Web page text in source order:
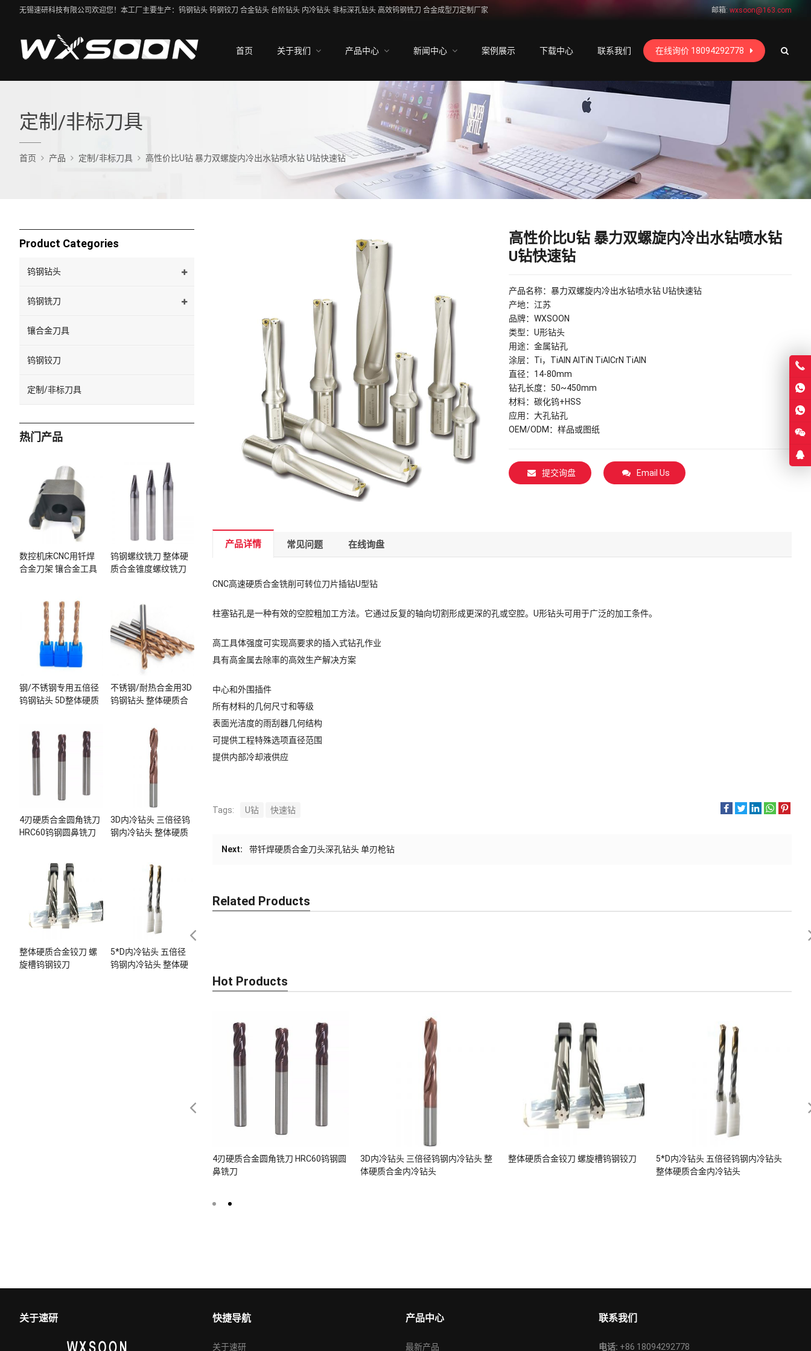
无锡速研科技有限公司欢迎您！本工厂主要生产：钨钢钻头 钨钢铰刀 合金钻头 台阶钻头 内冷钻头 非标深孔钻头 高效钨钢铣刀 合金成型刀定制厂家 邮箱: wxsoon@163.com
首页 关于我们 产品中心 新闻中心 案例展示 下载中心 联系我们 在线询价 18094292778
定制/非标刀具
首页 产品 定制/非标刀具 高性价比U钻 暴力双螺旋内冷出水钻喷水钻 U钻快速钻
高性价比U钻 暴力双螺旋内冷出水钻喷水钻
U钻快速钻
产品名称：暴力双螺旋内冷出水钻喷水钻 U钻快速钻
产地：江苏
品牌：WXSOON
类型：U形钻头
用途：金属钻孔
涂层：Ti，TiAlN AlTiN TiAlCrN TiAIN
直径：14-80mm
钻孔长度：50~450mm
材料：碳化钨+HSS
应用：大孔钻孔
OEM/ODM：样品或图纸
提交询盘 Email Us
产品详情 常见问题 在线询盘
CNC高速硬质合金铣削可转位刀片插钻U型钻
柱塞钻孔是一种有效的空腔粗加工方法。它通过反复的轴向切割形成更深的孔或空腔。U形钻头可用于广泛的加工条件。
高工具体强度可实现高要求的插入式钻孔作业
具有高金属去除率的高效生产解决方案
中心和外围插件
所有材料的几何尺寸和等级
表面光洁度的雨刮器几何结构
可提供工程特殊选项直径范围
提供内部冷却液供应
Tags: U钻 快速钻
Next: 带钎焊硬质合金刀头深孔钻头 单刃枪钻
Related Products
Hot Products
4刃硬质合金圆角铣刀 HRC60钨钢圆
鼻铣刀
3D内冷钻头 三倍径钨钢内冷钻头 整
体硬质合金内冷钻头
整体硬质合金铰刀 螺旋槽钨钢铰刀
5*D内冷钻头 五倍径钨钢内冷钻头
整体硬质合金内冷钻头
Product Categories
钨钢钻头
钨钢铣刀
镶合金刀具
钨钢铰刀
定制/非标刀具
热门产品
数控机床CNC用钎焊
合金刀架 镶合金工具
钨钢螺纹铣刀 整体硬
质合金锥度螺纹铣刀
钢/不锈钢专用五倍径
钨钢钻头 5D整体硬质
不锈钢/耐热合金用3D
钨钢钻头 整体硬质合
4刃硬质合金圆角铣刀
HRC60钨钢圆鼻铣刀
3D内冷钻头 三倍径钨
钢内冷钻头 整体硬质
整体硬质合金铰刀 螺
旋槽钨钢铰刀
5*D内冷钻头 五倍径
钨钢内冷钻头 整体硬
关于速研 快捷导航
关于速研
产品中心
最新产品
联系我们
电话: +86 18094292778